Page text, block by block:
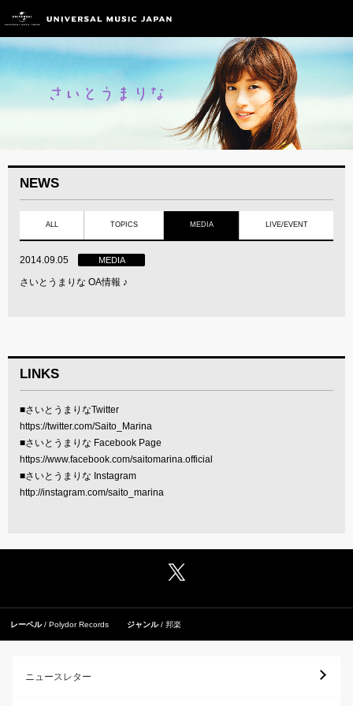
NEWS
ALL TOPICS MEDIA LIVE/EVENT
2014.09.05 MEDIA
さいとうまりな OA情報 ♪
LINKS
■さいとうまりなTwitter
https://twitter.com/Saito_Marina
■さいとうまりな Facebook Page
https://www.facebook.com/saitomarina.official
■さいとうまりな Instagram
http://instagram.com/saito_marina
レーベル Polydor Records ジャンル 邦楽
ニュースレター